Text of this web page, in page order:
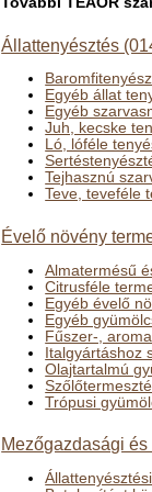
Állattenyésztés
Egyéb állat
Egyéb
Juh, kecske
Ló, lóféle
Tejhasznú
Teve, teveféle
Évelő növény
Almatermésű
Citrusféle
Egyéb évelő
Egyéb
Fűszer-,
Italgyártáshoz
Olajtartalmú
Trópusi
Mezőgazdasági